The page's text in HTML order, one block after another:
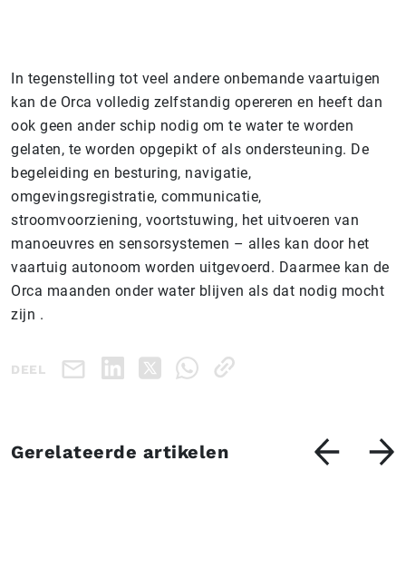
In tegenstelling tot veel andere onbemande vaartuigen
kan de Orca volledig zelfstandig opereren en heeft dan
ook geen ander schip nodig om te water te worden
gelaten, te worden opgepikt of als ondersteuning. De
begeleiding en besturing, navigatie,
omgevingsregistratie, communicatie,
stroomvoorziening, voortstuwing, het uitvoeren van
manoeuvres en sensorsystemen – alles kan door het
vaartuig autonoom worden uitgevoerd. Daarmee kan de
Orca maanden onder water blijven als dat nodig mocht
zijn .
DEEL
Gerelateerde artikelen